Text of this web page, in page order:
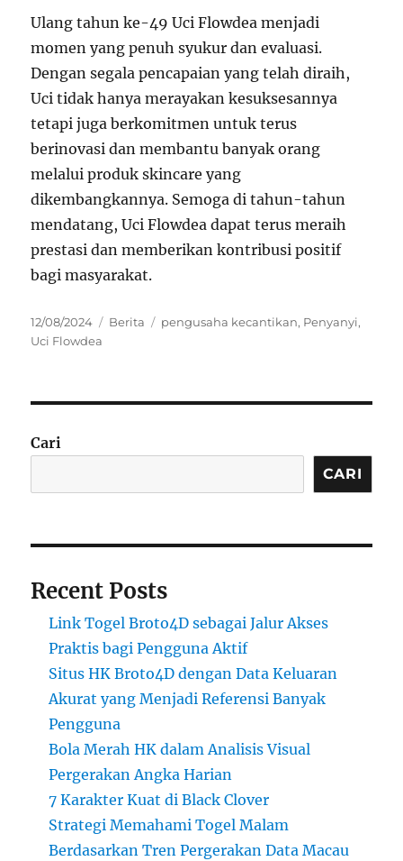
Ulang tahun ke-49 Uci Flowdea menjadi
momen yang penuh syukur dan evaluasi.
Dengan segala pencapaian yang telah diraih,
Uci tidak hanya merayakan kesuksesannya
tetapi juga berkomitmen untuk terus
berinovasi dan membantu banyak orang
melalui produk skincare yang
dikembangkannya. Semoga di tahun-tahun
mendatang, Uci Flowdea dapat terus meraih
prestasi dan memberikan kontribusi positif
bagi masyarakat.
Posted
on
12/08/2024 Categories
Berita Tags
pengusaha kecantikan, Penyanyi,
Uci Flowdea
Cari
CARI
Recent Posts
Link Togel Broto4D sebagai Jalur Akses
Praktis bagi Pengguna Aktif
Situs HK Broto4D dengan Data Keluaran
Akurat yang Menjadi Referensi Banyak
Pengguna
Bola Merah HK dalam Analisis Visual
Pergerakan Angka Harian
7 Karakter Kuat di Black Clover
Strategi Memahami Togel Malam
Berdasarkan Tren Pergerakan Data Macau